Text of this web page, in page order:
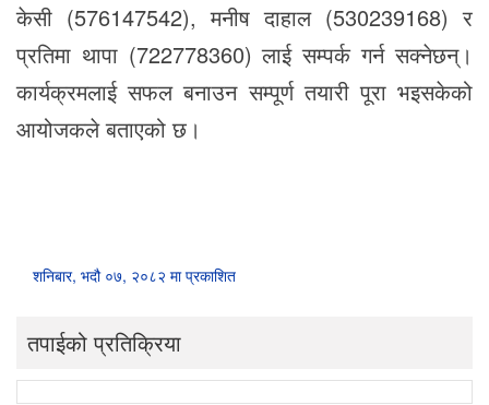
केसी (576147542), मनीष दाहाल (530239168) र
प्रतिमा थापा (722778360) लाई सम्पर्क गर्न सक्नेछन्।
कार्यक्रमलाई सफल बनाउन सम्पूर्ण तयारी पूरा भइसकेको
आयोजकले बताएको छ।
शनिबार, भदौ ०७, २०८२ मा प्रकाशित
तपाईको प्रतिक्रिया